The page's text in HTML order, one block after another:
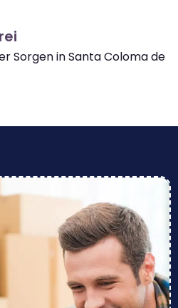
Sorgen in Santa Coloma de